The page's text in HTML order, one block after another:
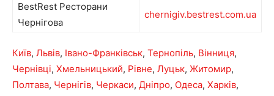
BestRest Ресторани
Чернігова
chernigiv.bestrest.com.ua
Київ, Львів, Івано-Франківськ, Тернопіль, Вінниця,
Чернівці, Хмельницький, Рівне, Луцьк, Житомир,
Полтава, Чернігів, Черкаси, Дніпро, Одеса, Харків,